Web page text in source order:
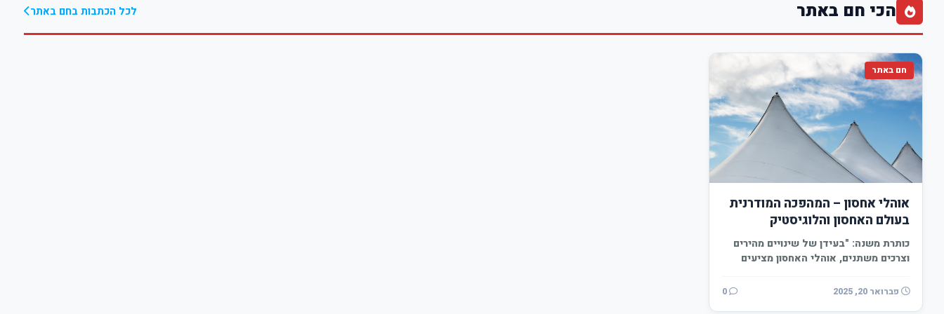
הכי חם באתר לכל הכתבות בחם באתר
חם באתר
אוהלי אחסון – המהפכה המודרנית
בעולם האחסון והלוגיסטיק
כותרת משנה: "בעידן של שינויים מהירים
וצרכים משתנים, אוהלי האחסון מציעים
פברואר 20, 2025